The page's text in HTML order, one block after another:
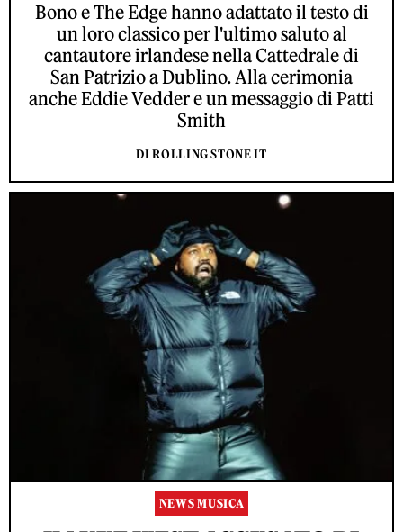
Bono e The Edge hanno adattato il testo di
un loro classico per l'ultimo saluto al
cantautore irlandese nella Cattedrale di
San Patrizio a Dublino. Alla cerimonia
anche Eddie Vedder e un messaggio di Patti
Smith
DI ROLLING STONE IT
NEWS MUSICA